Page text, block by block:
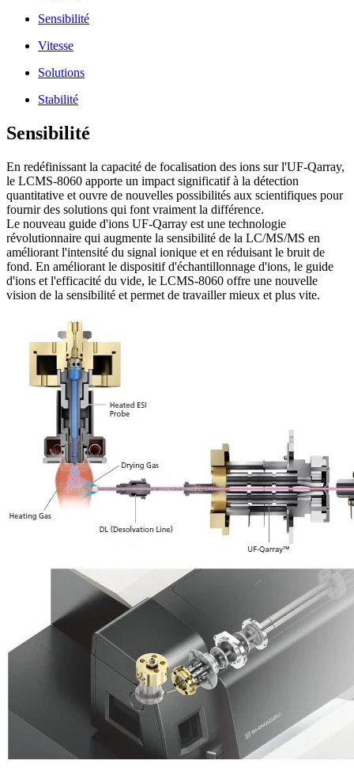
Sensibilité
Vitesse
Solutions
Stabilité
Sensibilité
En redéfinissant la capacité de focalisation des ions sur l'UF-Qarray,
le LCMS-8060 apporte un impact significatif à la détection
quantitative et ouvre de nouvelles possibilités aux scientifiques pour
fournir des solutions qui font vraiment la différence.
Le nouveau guide d'ions UF-Qarray est une technologie
révolutionnaire qui augmente la sensibilité de la LC/MS/MS en
améliorant l'intensité du signal ionique et en réduisant le bruit de
fond. En améliorant le dispositif d'échantillonnage d'ions, le guide
d'ions et l'efficacité du vide, le LCMS-8060 offre une nouvelle
vision de la sensibilité et permet de travailler mieux et plus vite.